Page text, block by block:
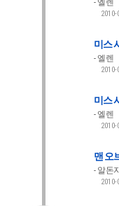
엘렌
미스
엘렌
2010-
미스
엘렌
맨 오
알돈